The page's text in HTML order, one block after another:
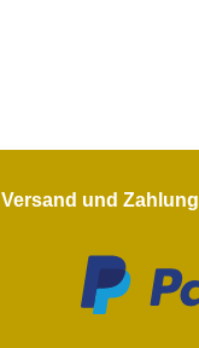
Versand und Zahlung